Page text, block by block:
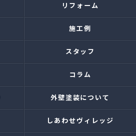
リフォーム
施工例
スタッフ
コラム
外壁塗装について
しあわせヴィレッジ